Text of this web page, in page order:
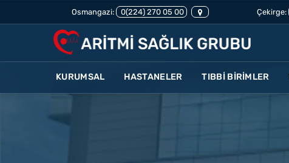
Osmangazi: 0(224) 270 05 00 Çekirge:
KURUMSAL HASTANELER TIBBİ BİRİMLER